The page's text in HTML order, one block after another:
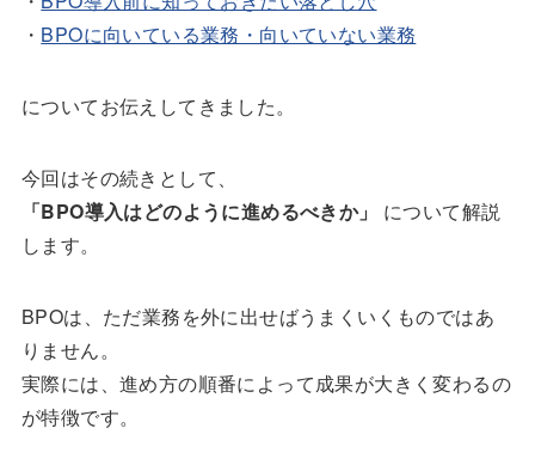
・ BPOに向いている業務・向いていない業務
についてお伝えしてきました。
今回はその続きとして、
「BPO導入はどのように進めるべきか」 について解説
します。
BPOは、ただ業務を外に出せばうまくいくものではあ
りません。
実際には、進め方の順番によって成果が大きく変わるの
が特徴です。